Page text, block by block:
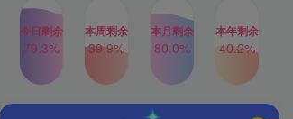
男粉，收益轻松突破四位
数，操作简单 上手难度低
2年前 1W+人已阅读
2024年最新玩法转转无货源
电商，新手小白 简单操作，
长期稳定 日收入500＋
2年前 1W+人已阅读
TOP4
今日剩余
79.3%
本周剩余
39.9%
本月剩余
80.0%
本年剩余
40.2%